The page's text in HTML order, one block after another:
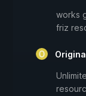
works
friz